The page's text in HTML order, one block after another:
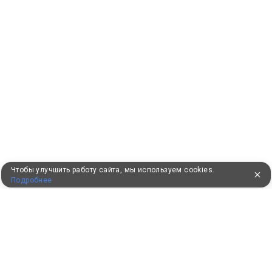
Чтобы улучшить работу сайта, мы используем cookies.
Подробнее